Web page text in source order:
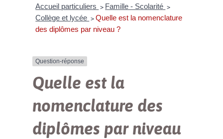
Accueil particuliers > Famille - Scolarité >
Collège et lycée > Quelle est la nomenclature
des diplômes par niveau ?
Question-réponse
Quelle est la
nomenclature des
diplômes par niveau